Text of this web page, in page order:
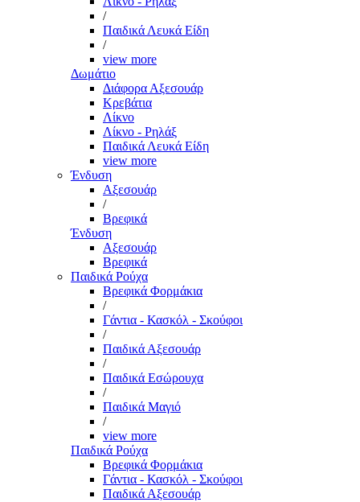
/
Παιδικά Λευκά Είδη
/
view more
Δωμάτιο
Διάφορα Αξεσουάρ
Κρεβάτια
Λίκνο
Λίκνο - Ρηλάξ
Παιδικά Λευκά Είδη
view more
Ένδυση
Αξεσουάρ
/
Βρεφικά
Ένδυση
Αξεσουάρ
Βρεφικά
Παιδικά Ρούχα
Βρεφικά Φορμάκια
/
Γάντια - Κασκόλ - Σκούφοι
/
Παιδικά Αξεσουάρ
/
Παιδικά Εσώρουχα
/
Παιδικά Μαγιό
/
view more
Παιδικά Ρούχα
Βρεφικά Φορμάκια
Γάντια - Κασκόλ - Σκούφοι
Παιδικά Αξεσουάρ